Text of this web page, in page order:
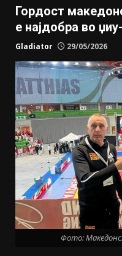
Гордост
е најдобра во
Gladiator 29/05/2026
Фото: